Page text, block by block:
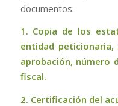
documentos:
1. Copia de los
entidad
aprobación, número
fiscal.
2. Certificación del